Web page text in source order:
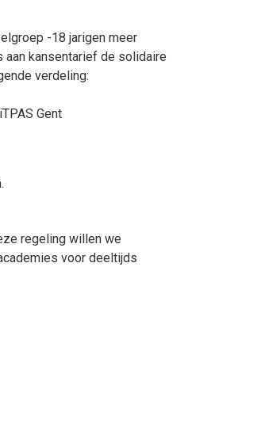
-18 jarigen meer
aan kansentarief de solidaire
verdeling:
Gent
regeling willen we
voor deeltijds